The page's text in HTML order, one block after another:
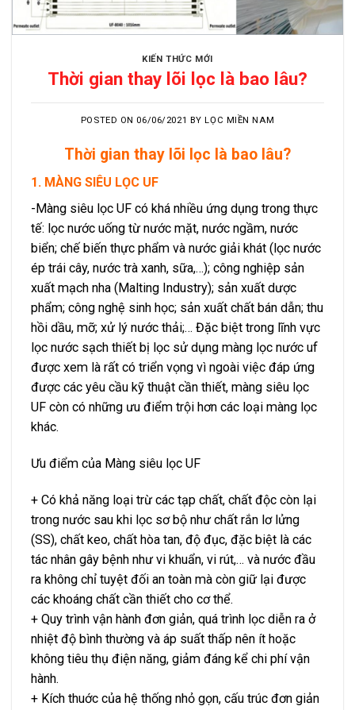
KIẾN THỨC MỚI
Thời gian thay lõi lọc là bao lâu?
POSTED ON 06/06/2021 BY LỌC MIỀN NAM
Thời gian thay lõi lọc là bao lâu?
1. MÀNG SIÊU LỌC UF
-Màng siêu lọc UF có khá nhiều ứng dụng trong thực
tế: lọc nước uống từ nước mặt, nước ngầm, nước
biển; chế biến thực phẩm và nước giải khát (lọc nước
ép trái cây, nước trà xanh, sữa,…); công nghiệp sản
xuất mạch nha (Malting Industry); sản xuất dược
phẩm; công nghệ sinh học; sản xuất chất bán dẫn; thu
hồi dầu, mỡ; xử lý nước thải;… Đặc biệt trong lĩnh vực
lọc nước sạch thiết bị lọc sử dụng màng lọc nước uf
được xem là rất có triển vọng vì ngoài việc đáp ứng
được các yêu cầu kỹ thuật cần thiết, màng siêu lọc
UF còn có những ưu điểm trội hơn các loại màng lọc
khác.
Ưu điểm của Màng siêu lọc UF
+ Có khả năng loại trừ các tạp chất, chất độc còn lại
trong nước sau khi lọc sơ bộ như chất rắn lơ lửng
(SS), chất keo, chất hòa tan, độ đục, đặc biệt là các
tác nhân gây bệnh như vi khuẩn, vi rút,… và nước đầu
ra không chỉ tuyệt đối an toàn mà còn giữ lại được
các khoáng chất cần thiết cho cơ thể.
+ Quy trình vận hành đơn giản, quá trình lọc diễn ra ở
nhiệt độ bình thường và áp suất thấp nên ít hoặc
không tiêu thụ điện năng, giảm đáng kể chi phí vận
hành.
+ Kích thuớc của hệ thống nhỏ gọn, cấu trúc đơn giản